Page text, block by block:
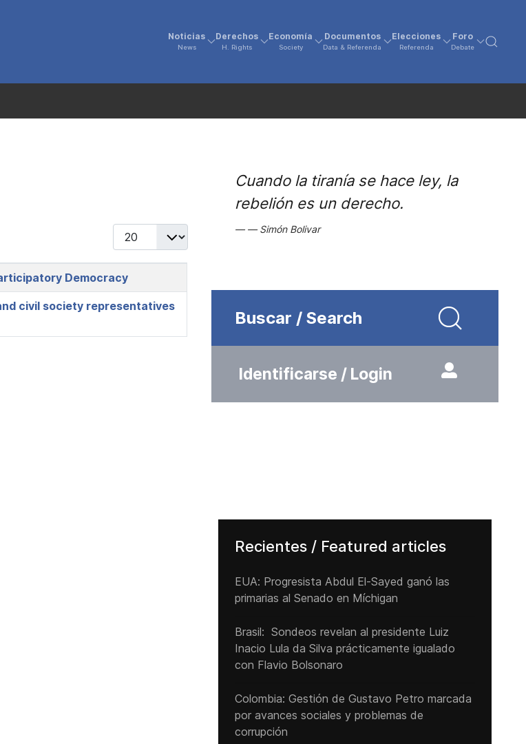
Noticias
News
Derechos
H. Rights
Economía
Society
Documentos
Data & Referenda
Elecciones
Referenda
Foro
Debate
Display #
Democracy
civil society representatives
Cuando la tiranía se hace ley, la
rebelión es un derecho.
Simón Bolivar
Buscar / Search
Identificarse / Login
Recientes / Featured articles
EUA: Progresista Abdul El-Sayed ganó las
primarias al Senado ‌en Míchigan
Brasil: Sondeos revelan al presidente Luiz
Inacio Lula da Silva prácticamente igualado
con Flavio Bolsonaro
Colombia: Gestión de Gustavo Petro marcada
por avances sociales y problemas de
corrupción